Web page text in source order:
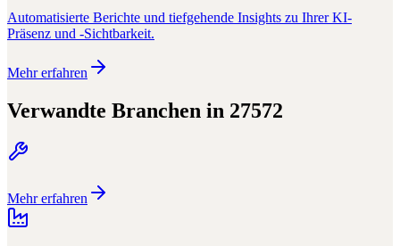
Automatisierte Berichte und tiefgehende Insights zu Ihrer KI-
Präsenz und -Sichtbarkeit.
Mehr erfahren
Verwandte Branchen in 27572
Mehr erfahren